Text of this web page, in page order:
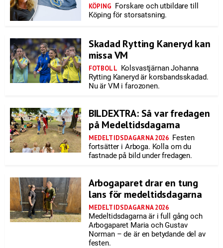
KÖPING Forskare och utbildare till
Köping för storsatsning.
Skadad Rytting Kaneryd kan
missa VM
FOTBOLL Kolsvastjärnan Johanna
Rytting Kaneryd är korsbandsskadad.
Nu är VM i farozonen.
BILDEXTRA: Så var fredagen
på Medeltidsdagarna
MEDELTIDSDAGARNA 2026 Festen
fortsätter i Arboga. Kolla om du
fastnade på bild under fredagen.
Arbogaparet drar en tung
lans för medeltidsdagarna
MEDELTIDSDAGARNA 2026
Medeltidsdagarna är i full gång och
Arbogaparet Maria och Gustav
Norman – de är en betydande del av
festen.